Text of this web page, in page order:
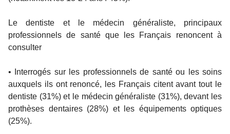
Le dentiste et le médecin généraliste, principaux
professionnels de santé que les Français renoncent à
consulter
• Interrogés sur les professionnels de santé ou les soins
auxquels ils ont renoncé, les Français citent avant tout le
dentiste (31%) et le médecin généraliste (31%), devant les
prothèses dentaires (28%) et les équipements optiques
(25%).